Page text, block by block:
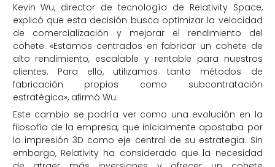
Kevin Wu, director de tecnología de Relativity Space,
explicó que esta decisión busca optimizar la velocidad
de comercialización y mejorar el rendimiento del
cohete. «Estamos centrados en fabricar un cohete de
alto rendimiento, escalable y rentable para nuestros
clientes. Para ello, utilizamos tanto métodos de
fabricación propios como subcontratación
estratégica», afirmó Wu.
Este cambio se podría ver como una evolución en la
filosofía de la empresa, que inicialmente apostaba por
la impresión 3D como eje central de su estrategia. Sin
embargo, Relativity ha considerado que la necesidad